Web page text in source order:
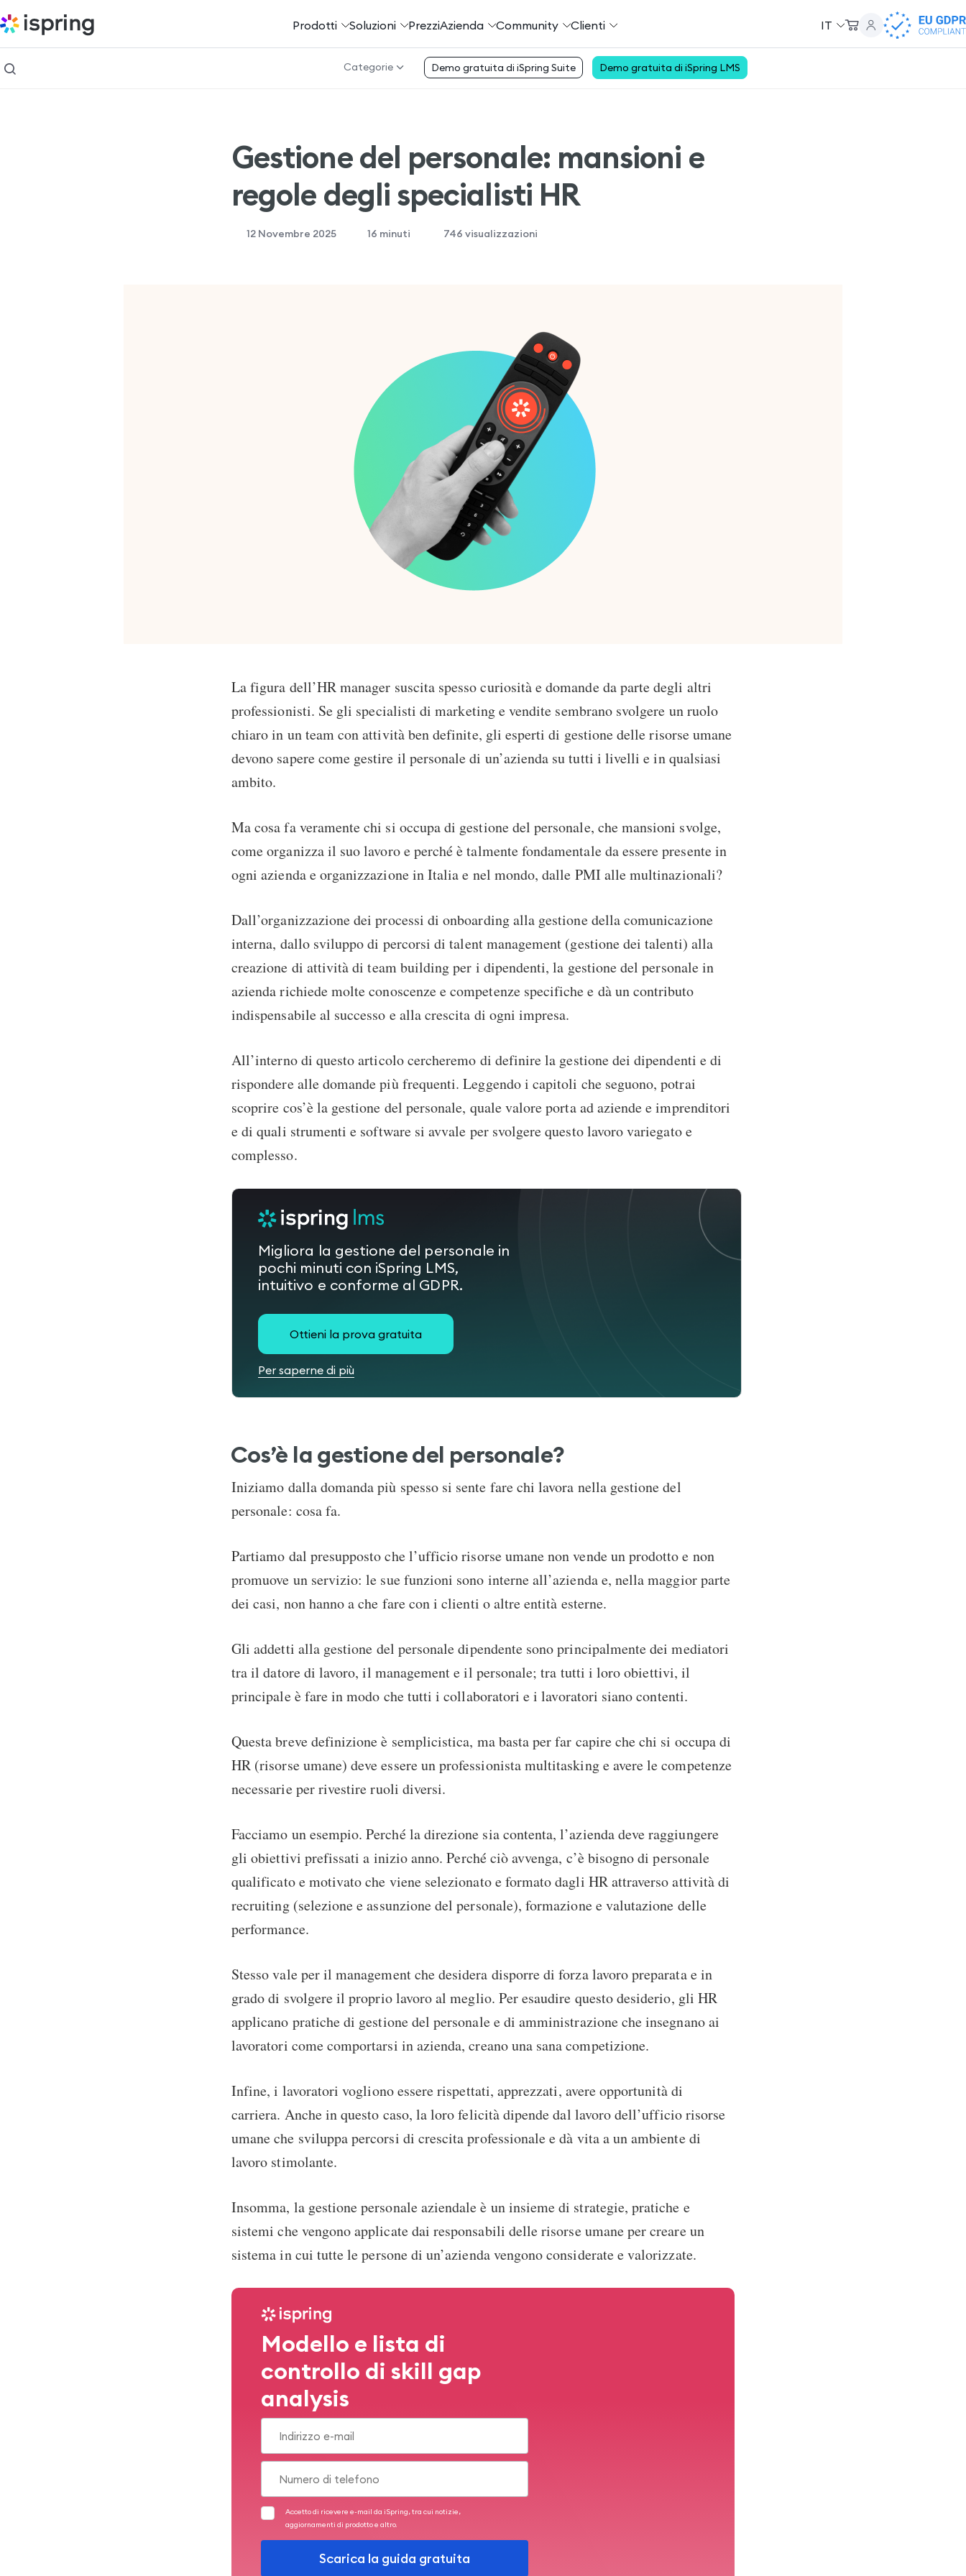
Prodotti Soluzioni PrezziAzienda Community Сlienti IT
Categorie Demo gratuita di iSpring Suite Demo gratuita di iSpring LMS
Gestione del personale: mansioni e
regole degli specialisti HR
12 Novembre 2025 16 minuti 746 visualizzazioni
La figura dell’HR manager suscita spesso curiosità e domande da parte degli altri
professionisti. Se gli specialisti di marketing e vendite sembrano svolgere un ruolo
chiaro in un team con attività ben definite, gli esperti di gestione delle risorse umane
devono sapere come gestire il personale di un’azienda su tutti i livelli e in qualsiasi
ambito.
Ma cosa fa veramente chi si occupa di gestione del personale, che mansioni svolge,
come organizza il suo lavoro e perché è talmente fondamentale da essere presente in
ogni azienda e organizzazione in Italia e nel mondo, dalle PMI alle multinazionali?
Dall’organizzazione dei processi di onboarding alla gestione della comunicazione
interna, dallo sviluppo di percorsi di talent management (gestione dei talenti) alla
creazione di attività di team building per i dipendenti, la gestione del personale in
azienda richiede molte conoscenze e competenze specifiche e dà un contributo
indispensabile al successo e alla crescita di ogni impresa.
All’interno di questo articolo cercheremo di definire la gestione dei dipendenti e di
rispondere alle domande più frequenti. Leggendo i capitoli che seguono, potrai
scoprire cos’è la gestione del personale, quale valore porta ad aziende e imprenditori
e di quali strumenti e software si avvale per svolgere questo lavoro variegato e
complesso.
Migliora la gestione del personale in
pochi minuti con iSpring LMS,
intuitivo e conforme al GDPR.
Ottieni la prova gratuita
Per saperne di più
Cos’è la gestione del personale?
Iniziamo dalla domanda più spesso si sente fare chi lavora nella gestione del
personale: cosa fa.
Partiamo dal presupposto che l’ufficio risorse umane non vende un prodotto e non
promuove un servizio: le sue funzioni sono interne all’azienda e, nella maggior parte
dei casi, non hanno a che fare con i clienti o altre entità esterne.
Gli addetti alla gestione del personale dipendente sono principalmente dei mediatori
tra il datore di lavoro, il management e il personale; tra tutti i loro obiettivi, il
principale è fare in modo che tutti i collaboratori e i lavoratori siano contenti.
Questa breve definizione è semplicistica, ma basta per far capire che chi si occupa di
HR (risorse umane) deve essere un professionista multitasking e avere le competenze
necessarie per rivestire ruoli diversi.
Facciamo un esempio. Perché la direzione sia contenta, l’azienda deve raggiungere
gli obiettivi prefissati a inizio anno. Perché ciò avvenga, c’è bisogno di personale
qualificato e motivato che viene selezionato e formato dagli HR attraverso attività di
recruiting (selezione e assunzione del personale), formazione e valutazione delle
performance.
Stesso vale per il management che desidera disporre di forza lavoro preparata e in
grado di svolgere il proprio lavoro al meglio. Per esaudire questo desiderio, gli HR
applicano pratiche di gestione del personale e di amministrazione che insegnano ai
lavoratori come comportarsi in azienda, creano una sana competizione.
Infine, i lavoratori vogliono essere rispettati, apprezzati, avere opportunità di
carriera. Anche in questo caso, la loro felicità dipende dal lavoro dell’ufficio risorse
umane che sviluppa percorsi di crescita professionale e dà vita a un ambiente di
lavoro stimolante.
Insomma, la gestione personale aziendale è un insieme di strategie, pratiche e
sistemi che vengono applicate dai responsabili delle risorse umane per creare un
sistema in cui tutte le persone di un’azienda vengono considerate e valorizzate.
Modello e lista di
controllo di skill gap
analysis